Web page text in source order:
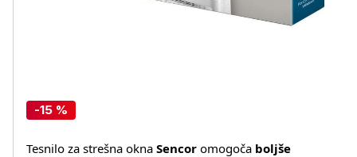
-15 %
Tesnilo za strešna okna Sencor omogoča boljše